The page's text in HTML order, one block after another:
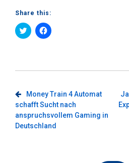
Share this:
Click
to
in
Click
to
in
Post
navigation
Money Train 4 Automat
schafft Sucht nach
anspruchsvollem Gaming in
Deutschland